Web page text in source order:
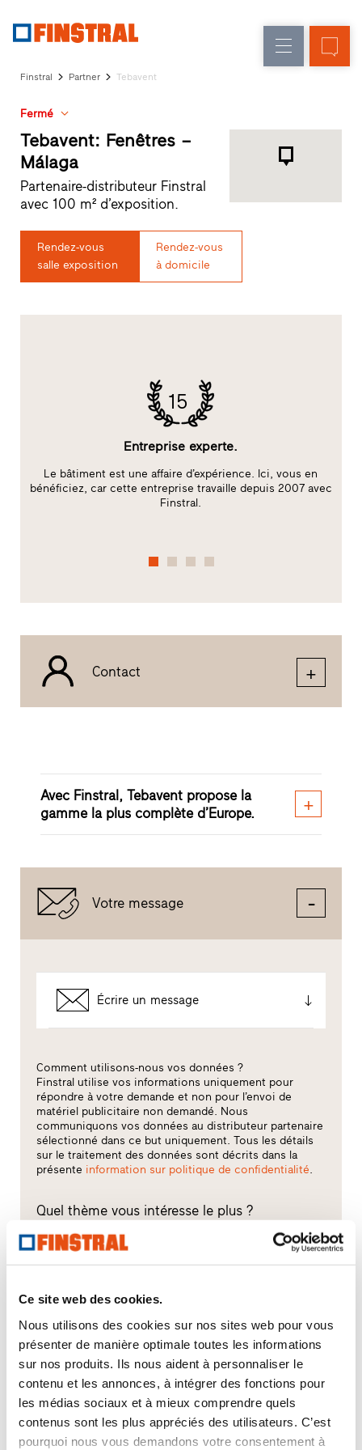
Ce site web des cookies.
Nous utilisons des cookies sur nos sites web pour vous
présenter de manière optimale toutes les informations
sur nos produits. Ils nous aident à personnaliser le
contenu et les annonces, à intégrer des fonctions pour
les médias sociaux et à mieux comprendre quels
contenus sont les plus appréciés des utilisateurs. C’est
pourquoi nous vous demandons votre consentement à
Parois
vitrées
neuve
architectes
Programme
partenaires
Recherche
de
distributeurs
rapides
Finstral Partner Tebavent
Fermé
Tebavent: Fenêtres –
Málaga
Partenaire-distributeur Finstral
avec 100 m² d’exposition.
Rendez-vous
salle exposition
Rendez-vous
à domicile
15
Entreprise experte.
Le bâtiment est une affaire d’expérience. Ici, vous en
bénéficiez, car cette entreprise travaille depuis 2007 avec
Finstral.
Contact
Avec Finstral, Tebavent propose la
gamme la plus complète d’Europe.
Votre message
Écrire un message
Comment utilisons-nous vos données ?
Finstral utilise vos informations uniquement pour
répondre à votre demande et non pour l’envoi de
matériel publicitaire non demandé. Nous
communiquons vos données au distributeur partenaire
sélectionné dans ce but uniquement. Tous les détails
sur le traitement des données sont décrits dans la
présente information sur politique de confidentialité.
Quel thème vous intéresse le plus ?
Fenêtres
Portes d’entrée
Parois vitrées
Rénovation
Construction neuve